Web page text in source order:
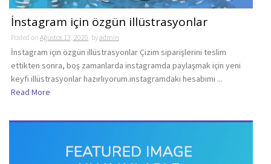
İnstagram için özgün illüstrasyonlar
Posted on Ağustos 13, 2020 byadmin
İnstagram için özgün illüstrasyonlar Çizim siparişlerini teslim
ettikten sonra, boş zamanlarda instagramda paylaşmak için yeni
keyfi illüstrasyonlar hazırlıyorum.instagramdaki hesabımı ...
Read More